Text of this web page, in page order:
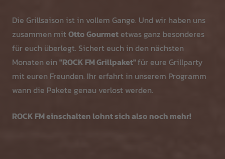
Die Grillsaison ist in vollem Gange. Und wir haben uns
zusammen mit Otto Gourmet etwas ganz besonderes
für euch überlegt. Sichert euch in den nächsten
Monaten ein "ROCK FM Grillpaket"für eure Grillparty
mit euren Freunden. Ihr erfahrt in unserem Programm
wann die Pakete genau verlost werden.
ROCK FM einschalten lohnt sich also noch mehr!